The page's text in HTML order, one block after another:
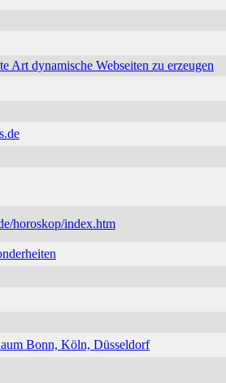
Art dynamische Webseiten zu erzeugen
horoskop/index.htm
Bonn, Köln, Düsseldorf